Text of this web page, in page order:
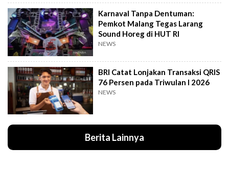
Karnaval Tanpa Dentuman:
Pemkot Malang Tegas Larang
Sound Horeg di HUT RI
NEWS
BRI Catat Lonjakan Transaksi QRIS
76 Persen pada Triwulan I 2026
NEWS
Berita Lainnya